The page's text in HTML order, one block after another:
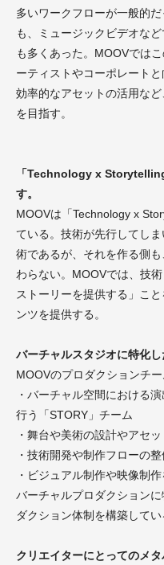
多いワークフローが一般的
も、ミュージックビデオな
も多くあった。MOOVでは
ーティストやコーポレート
効率的なアセットの活用な
を目指す。
「Technology x
す。
MOOVは「Technology x
ている。技術が先行してし
術であるが、それを作る側
わらない。MOOVでは、技
ストーリーを提供する」こ
ンツを提供する。
バーチャルスタジオに特化
MOOVのプロダクションチ
・バーチャル空間における
行う「STORY」チーム
・舞台や美術の設計やアセ
・技術開発や制作フローの
・ビジュアル制作や映像制
バーチャルプロダクション
ダクション体制を構築してい
クリエイターにとってのメ